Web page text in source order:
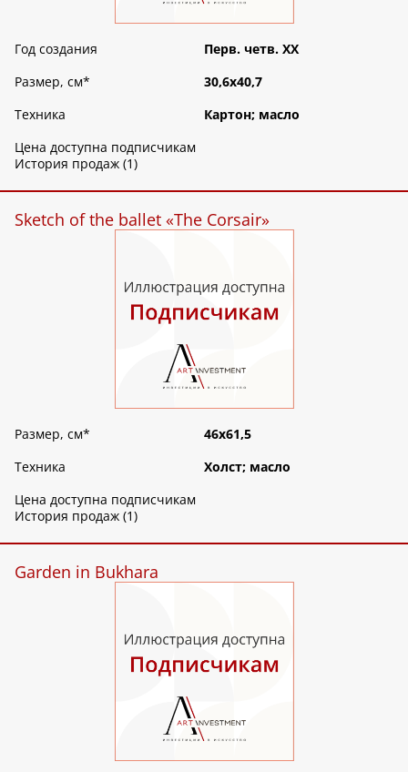
Год создания
Перв. четв. XX
Размер, см*
30,6х40,7
Техника
Картон; масло
Цена доступна подписчикам
История продаж (1)
Sketch of the ballet «The Corsair»
Размер, см*
46х61,5
Техника
Холст; масло
Цена доступна подписчикам
История продаж (1)
Garden in Bukhara